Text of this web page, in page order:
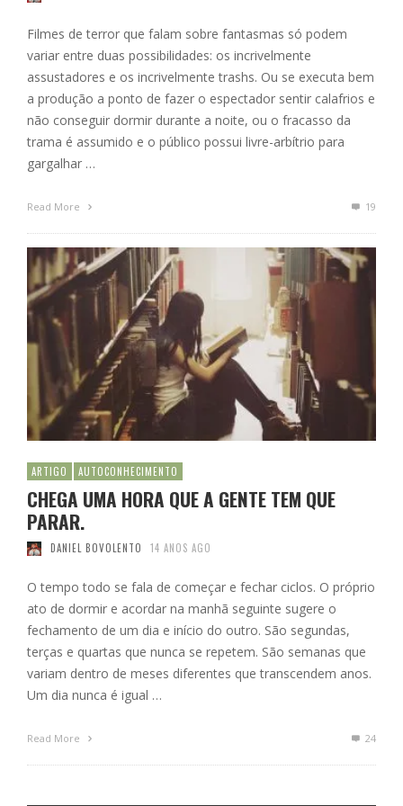
Filmes de terror que falam sobre fantasmas só podem
variar entre duas possibilidades: os incrivelmente
assustadores e os incrivelmente trashs. Ou se executa bem
a produção a ponto de fazer o espectador sentir calafrios e
não conseguir dormir durante a noite, ou o fracasso da
trama é assumido e o público possui livre-arbítrio para
gargalhar …
Read More 19
ARTIGO AUTOCONHECIMENTO
CHEGA UMA HORA QUE A GENTE TEM QUE
PARAR.
DANIEL BOVOLENTO 14 ANOS AGO
O tempo todo se fala de começar e fechar ciclos. O próprio
ato de dormir e acordar na manhã seguinte sugere o
fechamento de um dia e início do outro. São segundas,
terças e quartas que nunca se repetem. São semanas que
variam dentro de meses diferentes que transcendem anos.
Um dia nunca é igual …
Read More 24